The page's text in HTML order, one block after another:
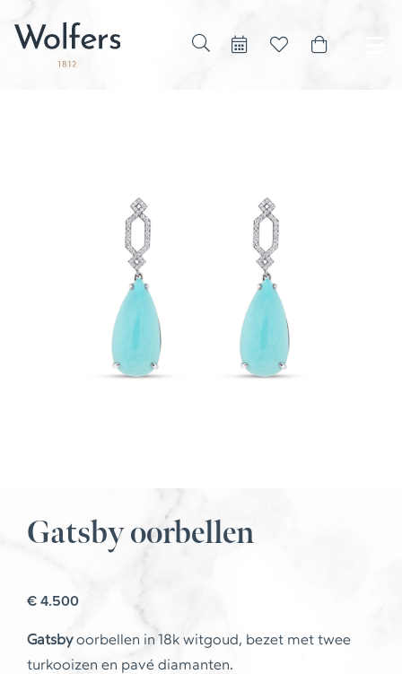
Gatsby oorbellen
€4.500
Gatsbyoorbellen in 18k witgoud, bezet met twee
turkooizen en pavé diamanten.